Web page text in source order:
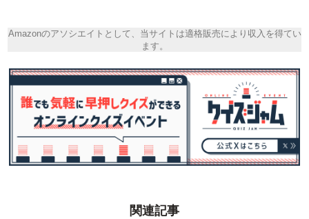
Amazonのアソシエイトとして、当サイトは適格販売により収入を得てい
ます。
関連記事